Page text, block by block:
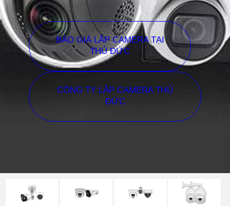
BÁO GIÁ LẮP CAMERA TẠI
THỦ ĐỨC
CÔNG TY LẮP CAMERA THỦ
ĐỨC